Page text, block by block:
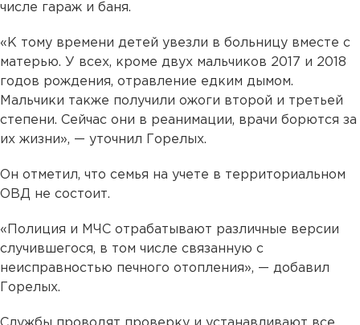
числе гараж и баня.
«К тому времени детей увезли в больницу вместе с
матерью. У всех, кроме двух мальчиков 2017 и 2018
годов рождения, отравление едким дымом.
Мальчики также получили ожоги второй и третьей
степени. Сейчас они в реанимации, врачи борются за
их жизни», — уточнил Горелых.
Он отметил, что семья на учете в территориальном
ОВД не состоит.
«Полиция и МЧС отрабатывают различные версии
случившегося, в том числе связанную с
неисправностью печного отопления», — добавил
Горелых.